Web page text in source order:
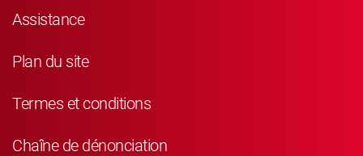
Assistance
Plan du site
Termes et conditions
Chaîne de dénonciation